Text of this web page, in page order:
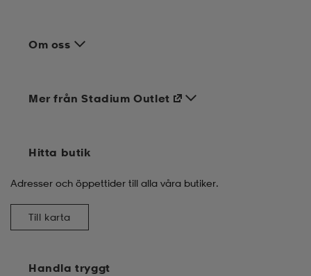
Om oss
Handla tryggt
Mer från Stadium Outlet
Hitta butik
Adresser och öppettider till alla våra butiker.
Till karta